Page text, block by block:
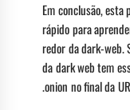
Em conclusão,
rápido para
redor da dark-web.
da dark web tem
.onion no final da